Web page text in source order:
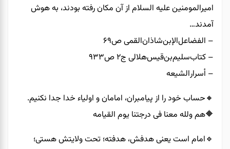
امیرالمومنین‌ علیه السلام از آن مکان رفته بودند، به هوش
آمدند…
– الفضاعل‌الإبن‌شاذان‌القمی ص۶۹
– کتاب‌سلیم‌بن‌قیس‌هلالی ج۲ ص۹۳۳
– أسرار‌الشیعه
🔸️حساب خود را از پیامبران، امامان و اولیاء خدا جدا نکنیم.
🔶️هم ولله معنا فی درجتنا یوم القیامه
🔹️امام است یعنی هدفش، هدفته؛ تحت ولایتش هستی؛